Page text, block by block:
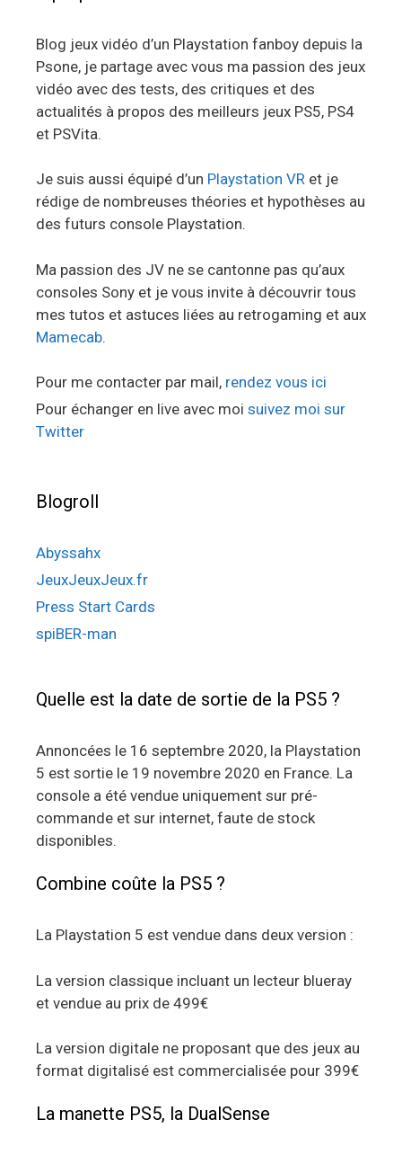
Blog jeux vidéo d’un Playstation fanboy depuis la
Psone, je partage avec vous ma passion des jeux
vidéo avec des tests, des critiques et des
actualités à propos des meilleurs jeux PS5, PS4
et PSVita.
Je suis aussi équipé d’un Playstation VR et je
rédige de nombreuses théories et hypothèses au
des futurs console Playstation.
Ma passion des JV ne se cantonne pas qu’aux
consoles Sony et je vous invite à découvrir tous
mes tutos et astuces liées au retrogaming et aux
Mamecab.
Pour me contacter par mail, rendez vous ici
Pour échanger en live avec moi suivez moi sur
Twitter
Blogroll
Abyssahx
JeuxJeuxJeux.fr
Press Start Cards
spiBER-man
Quelle est la date de sortie de la PS5 ?
Annoncées le 16 septembre 2020, la Playstation
5 est sortie le 19 novembre 2020 en France. La
console a été vendue uniquement sur pré-
commande et sur internet, faute de stock
disponibles.
Combine coûte la PS5 ?
La Playstation 5 est vendue dans deux version :
La version classique incluant un lecteur blueray
et vendue au prix de 499€
La version digitale ne proposant que des jeux au
format digitalisé est commercialisée pour 399€
La manette PS5, la DualSense